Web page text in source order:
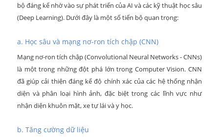
bộ đáng kể nhờ vào sự phát triển của AI và các kỹ thuật học sâu
(Deep Learning). Dưới đây là một số tiến bộ quan trọng:
a. Học sâu và mạng nơ-ron tích chập (CNN)
Mạng nơ-ron tích chập (Convolutional Neural Networks - CNNs)
là một trong những đột phá lớn trong Computer Vision. CNN
đã giúp cải thiện đáng kể độ chính xác của các hệ thống nhận
diện và phân loại hình ảnh, đặc biệt trong các lĩnh vực như
nhận diện khuôn mặt, xe tự lái và y học.
b. Tăng cường dữ liệu